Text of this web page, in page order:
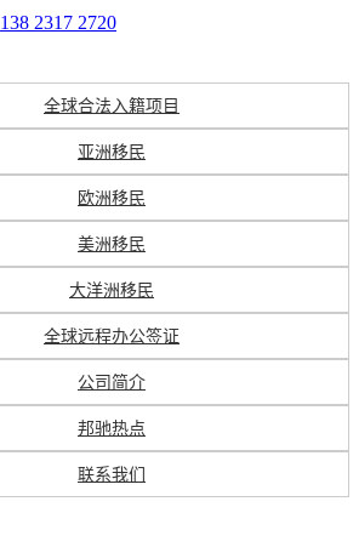
138 2317 2720
全球合法入籍项目
亚洲移民
欧洲移民
美洲移民
大洋洲移民
全球远程办公签证
公司简介
邦驰热点
联系我们